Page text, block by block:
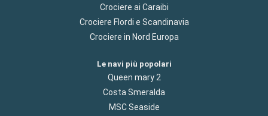
Crociere ai Caraibi
Crociere Flordi e Scandinavia
Crociere in Nord Europa
Le navi più popolari
Queen mary 2
Costa Smeralda
MSC Seaside